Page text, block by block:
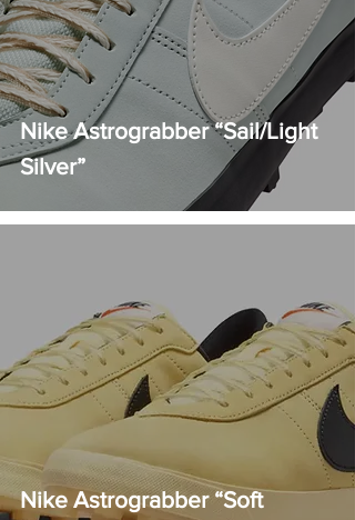
Nike Astrograbber “Sail/Light
Silver”
Nike Astrograbber “Soft